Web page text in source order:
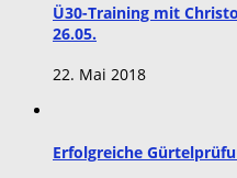
Ü30-Training mit
26.05.
22. Mai 2018
Erfolgreiche